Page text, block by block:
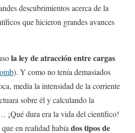
descubrimientos acerca de la
que hicieron grandes avances
la ley de atracción entre cargas
). Y como no tenía demasiados
medía la intensidad de la corriente
sobre él y calculando la
¡Qué dura era la vida del científico!
en realidad había dos tipos de